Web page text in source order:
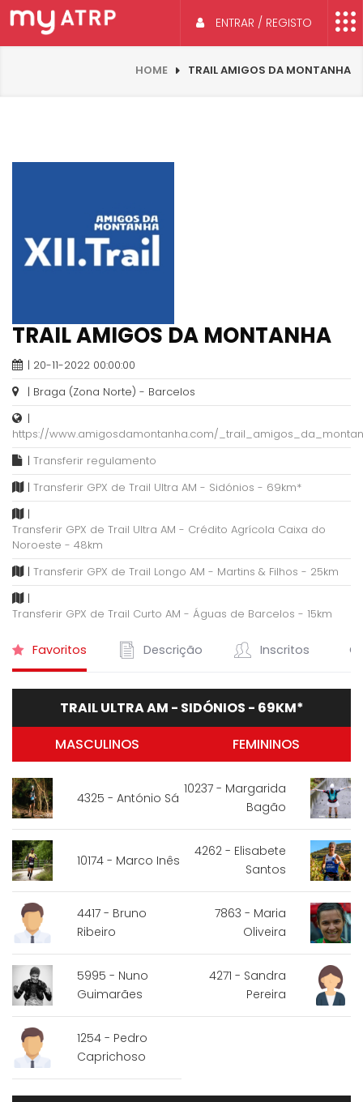
ENTRAR / REGISTO
HOME TRAIL AMIGOS DA MONTANHA
TRAIL AMIGOS DA MONTANHA
| 20-11-2022 00:00:00
| Braga (Zona Norte) - Barcelos
|
https://www.amigosdamontanha.com/
| Transferir regulamento
| Transferir GPX de Trail Ultra AM - Sidónios - 69km*
|
Transferir GPX de Trail Ultra AM - Crédito Agrícola Caixa do
Noroeste - 48km
| Transferir GPX de Trail Longo AM - Martins & Filhos - 25km
|
Transferir GPX de Trail Curto AM - Águas de Barcelos - 15km
Favoritos Descrição Inscritos
TRAIL ULTRA AM - SIDÓNIOS - 69KM*
MASCULINOS
4325 - António Sá
10174 - Marco Inês
4417 - Bruno
Ribeiro
5995 - Nuno
Guimarães
1254 - Pedro
Caprichoso
FEMININOS
10237 - Margarida
Bagão
4262 - Elisabete
Santos
7863 - Maria
Oliveira
4271 - Sandra
Pereira